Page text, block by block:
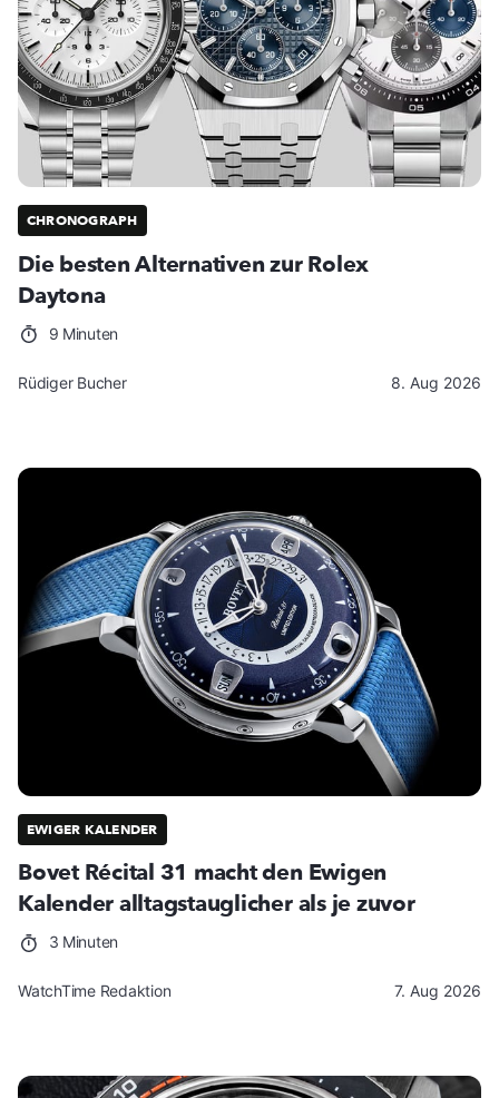
CHRONOGRAPH
Die besten Alternativen zur Rolex
Daytona
9 Minuten
Rüdiger Bucher 8. Aug 2026
EWIGER KALENDER
Bovet Récital 31 macht den Ewigen
Kalender alltagstauglicher als je zuvor
3 Minuten
WatchTime Redaktion 7. Aug 2026